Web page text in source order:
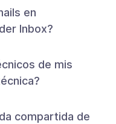
en
Inbox?
de mis
compartida de